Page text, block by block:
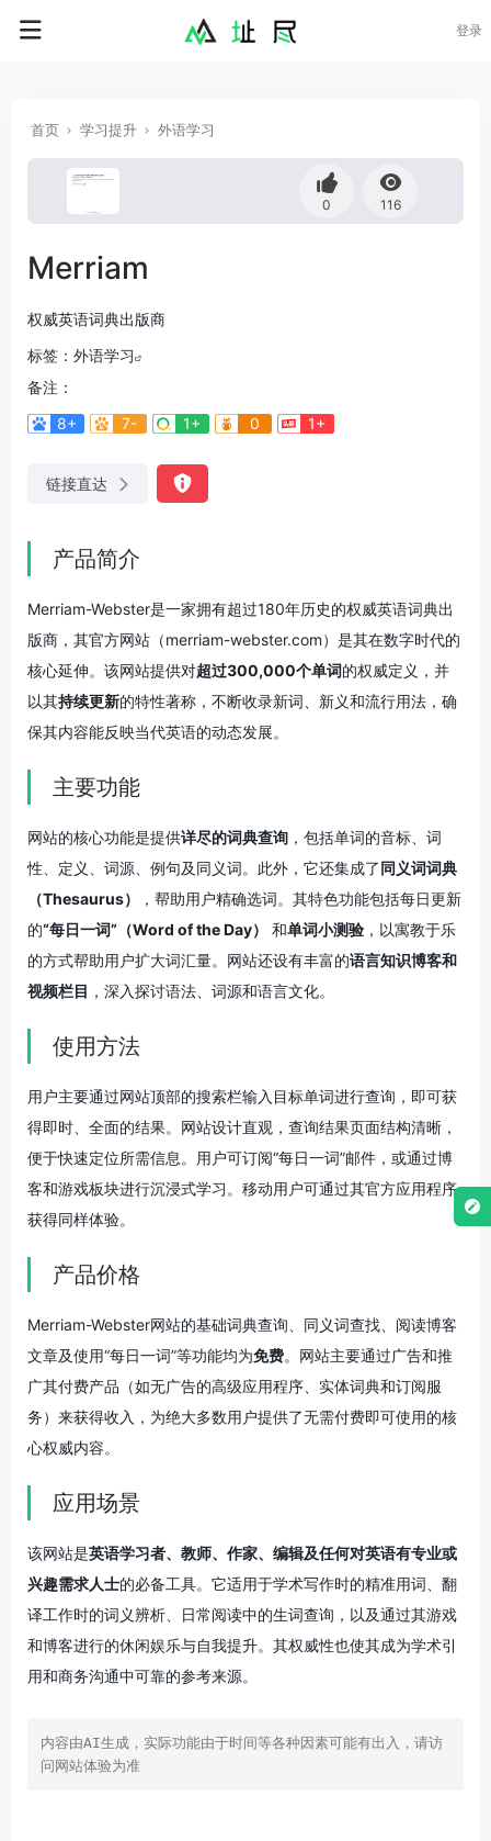
登录
首页 学习提升 外语学习
0 116
Merriam
权威英语词典出版商
标签： 外语学习
备注：
8+
7- 1+ 0 1+
链接直达
产品简介
Merriam-Webster是一家拥有超过180年历史的权威英语词典出
版商，其官方网站（merriam-webster.com）是其在数字时代的
核心延伸。该网站提供对超过300,000个单词的权威定义，并
以其持续更新的特性著称，不断收录新词、新义和流行用法，确
保其内容能反映当代英语的动态发展。
主要功能
网站的核心功能是提供详尽的词典查询 ，包括单词的音标、词
性、定义、词源、例句及同义词。此外，它还集成了同义词词典
（Thesaurus）
，帮助用户精确选词。其特色功能包括每日更新
的“每日一词”（Word of the Day） 和单词小测验 ，以寓教于乐
的方式帮助用户扩大词汇量。网站还设有丰富的语言知识博客和
视频栏目 ，深入探讨语法、词源和语言文化。
使用方法
用户主要通过网站顶部的搜索栏输入目标单词进行查询，即可获
得即时、全面的结果。网站设计直观，查询结果页面结构清晰，
便于快速定位所需信息。用户可订阅“每日一词”邮件，或通过博
客和游戏板块进行沉浸式学习。移动用户可通过其官方应用程序
获得同样体验。
产品价格
Merriam-Webster网站的基础词典查询、同义词查找、阅读博客
文章及使用“每日一词”等功能均为免费。网站主要通过广告和推
广其付费产品（如无广告的高级应用程序、实体词典和订阅服
务）来获得收入，为绝大多数用户提供了无需付费即可使用的核
心权威内容。
应用场景
该网站是英语学习者、教师、作家、编辑及任何对英语有专业或
兴趣需求人士的必备工具。它适用于学术写作时的精准用词、翻
译工作时的词义辨析、日常阅读中的生词查询，以及通过其游戏
和博客进行的休闲娱乐与自我提升。其权威性也使其成为学术引
用和商务沟通中可靠的参考来源。
内容由AI生成，实际功能由于时间等各种因素可能有出入，请访
问网站体验为准